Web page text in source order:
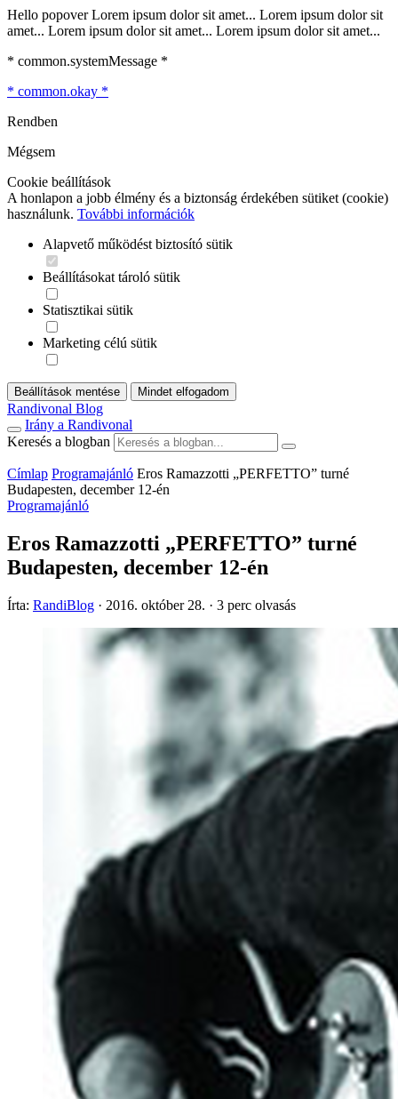
Hello popover Lorem ipsum dolor sit amet... Lorem ipsum dolor sit
amet... Lorem ipsum dolor sit amet... Lorem ipsum dolor sit amet...
* common.systemMessage *
* common.okay *
Rendben
Mégsem
Cookie beállítások
A honlapon a jobb élmény és a biztonság érdekében sütiket (cookie)
használunk. További információk
Alapvető működést biztosító sütik
Beállításokat tároló sütik
Statisztikai sütik
Marketing célú sütik
Beállítások mentése Mindet elfogadom
Randivonal Blog
Irány a Randivonal
Keresés a blogban
Címlap Programajánló Eros Ramazzotti „PERFETTO” turné
Budapesten, december 12-én
Programajánló
Eros Ramazzotti „PERFETTO” turné
Budapesten, december 12-én
Írta: RandiBlog · 2016. október 28. · 3 perc olvasás